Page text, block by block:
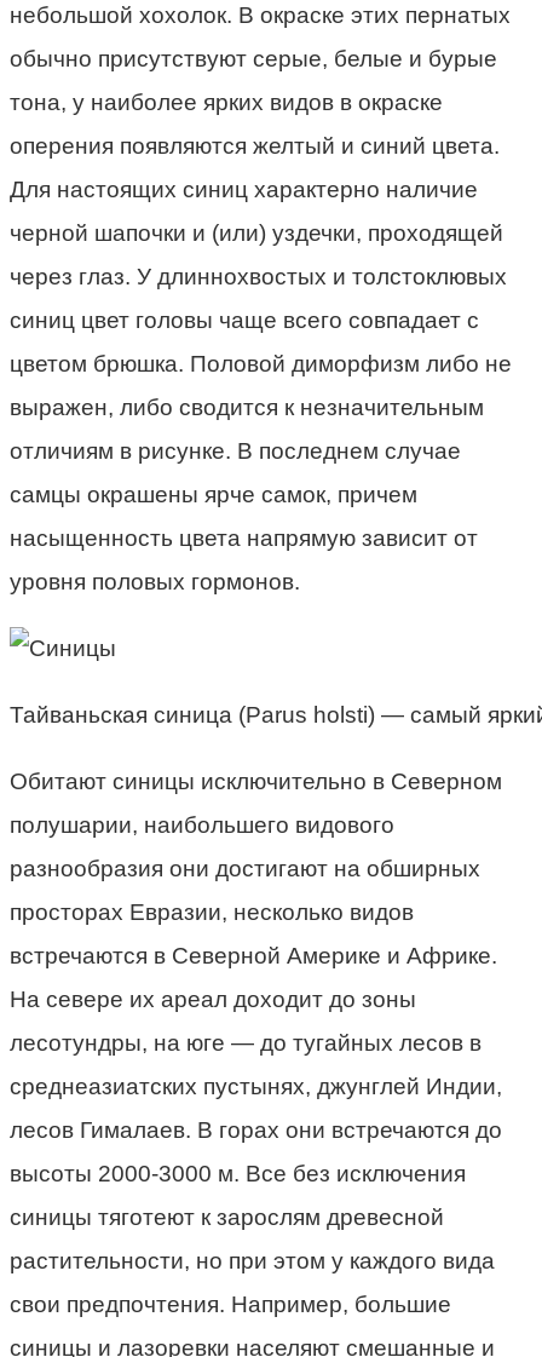
небольшой хохолок. В окраске этих пернатых
обычно присутствуют серые, белые и бурые
тона, у наиболее ярких видов в окраске
оперения появляются желтый и синий цвета.
Для настоящих синиц характерно наличие
черной шапочки и (или) уздечки, проходящей
через глаз. У длиннохвостых и толстоклювых
синиц цвет головы чаще всего совпадает с
цветом брюшка. Половой диморфизм либо не
выражен, либо сводится к незначительным
отличиям в рисунке. В последнем случае
самцы окрашены ярче самок, причем
насыщенность цвета напрямую зависит от
уровня половых гормонов.
Тайваньская синица (Parus holsti) — самый
Обитают синицы исключительно в Северном
полушарии, наибольшего видового
разнообразия они достигают на обширных
просторах Евразии, несколько видов
встречаются в Северной Америке и Африке.
На севере их ареал доходит до зоны
лесотундры, на юге — до тугайных лесов в
среднеазиатских пустынях, джунглей Индии,
лесов Гималаев. В горах они встречаются до
высоты 2000-3000 м. Все без исключения
синицы тяготеют к зарослям древесной
растительности, но при этом у каждого вида
свои предпочтения. Например, большие
синицы и лазоревки населяют смешанные и